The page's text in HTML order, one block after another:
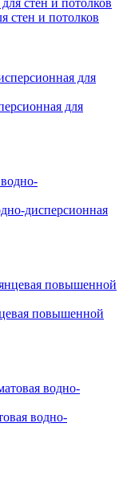
стен и потолков
для
дисперсионная
повышенной
водно-